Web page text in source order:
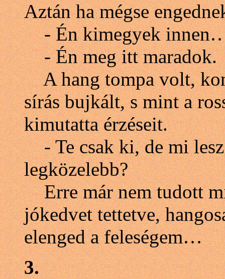
Aztán ha mégse
- Én kimegyek
- Én meg itt maradok.
A hang tompa volt,
sírás bujkált, s mint a
kimutatta érzéseit.
- Te csak ki, de mi lesz
legközelebb?
Erre már nem tudott
jókedvet tettetve,
elenged a feleségem…
3.